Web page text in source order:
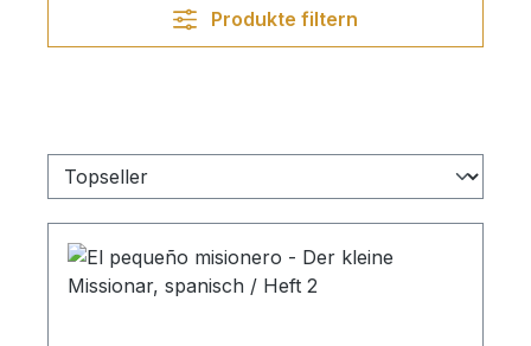
Produkte filtern